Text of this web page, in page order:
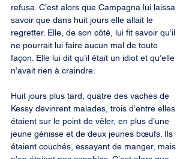
refusa. C’est alors que Campagna lui laissa
savoir que dans huit jours elle allait le
regretter. Elle, de son côté, lui fit savoir qu’il
ne pourrait lui faire aucun mal de toute
façon. Elle lui dit qu’il était un idiot et qu’elle
n’avait rien à craindre.
Huit jours plus tard, quatre des vaches de
Kessy devinrent malades, trois d’entre elles
étaient sur le point de vêler, en plus d’une
jeune génisse et de deux jeunes bœufs. Ils
étaient couchés, essayant de manger, mais